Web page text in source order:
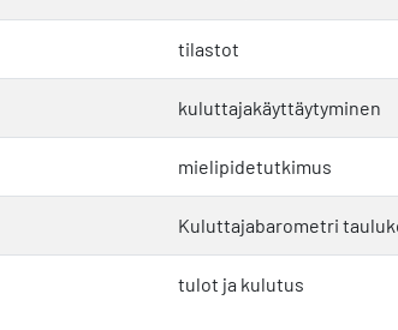
tilastot
kuluttajakäyttäytyminen
mielipidetutkimus
Kuluttajabarometri
tulot ja kulutus